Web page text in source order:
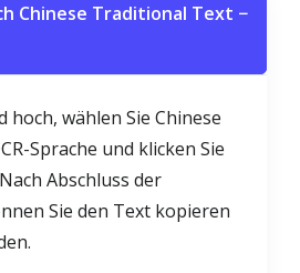
Chinese Traditional Text −
hoch, wählen Sie Chinese
Sprache und klicken Sie
Abschluss der
Sie den Text kopieren